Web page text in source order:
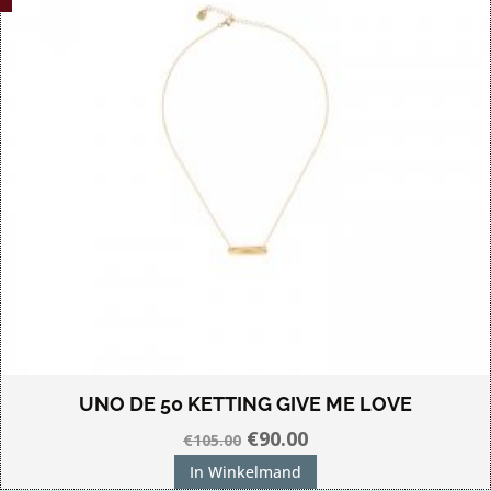
UNO DE 50 KETTING GIVE ME LOVE
€105.00 Oorspronkelijke
prijs
€90.00Huidige
In Winkelmand